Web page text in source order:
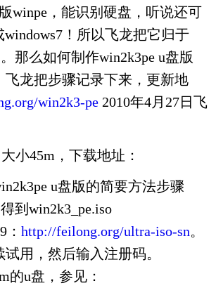
winpe，能识别硬盘，听说还可
windows7！所以飞龙把它归于
那么如何制作win2k3pe u盘版
飞龙把步骤记录下来，更新地
win2k3-pe2010年4月27日飞
小45m，下载地址：
u盘版的简要方法步骤
到win2k3_pe.iso
http://feilong.org/ultra-iso-sn。
用，然后输入注册码。
的u盘，参见：